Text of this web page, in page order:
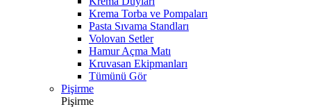
Krema Torba ve Pompaları
Pasta Sıvama Standları
Volovan Setler
Hamur Açma Matı
Kruvasan Ekipmanları
Tümünü Gör
Pişirme
Pişirme